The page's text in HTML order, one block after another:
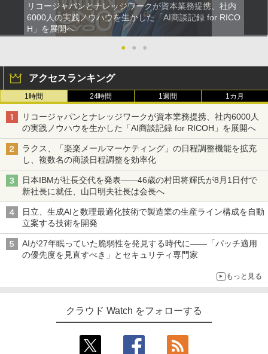
リコージャパンとナレッジワークが資本業務提携、社内
6000人の実践ノウハウを生かした「AI商談記録 for RICO
H」を展開へ
●
● ●
アクセスランキング
1時間 24時間 1週間 1カ月
リコージャパンとナレッジワークが資本業務提携、社内6000人
の実践ノウハウを生かした「AI商談記録 for RICOH」を展開へ
ラクス、「楽楽メールマーケティング」の日程調整機能を拡充
し、複数名の商談日程調整を効率化
日本IBMが社長交代を発表――46歳の村田将輝氏が8月1日付で
新社長に就任、山口明夫社長は会長へ
日立、生成AIと数理最適化技術で製造業の生産ライン構成を自動
立案する技術を開発
AIが27年眠っていた脆弱性を発見する時代に――「パッチ適用
の優先度を見直すべき」とセキュリティ専門家
もっと見る
クラウド Watch をフォローする